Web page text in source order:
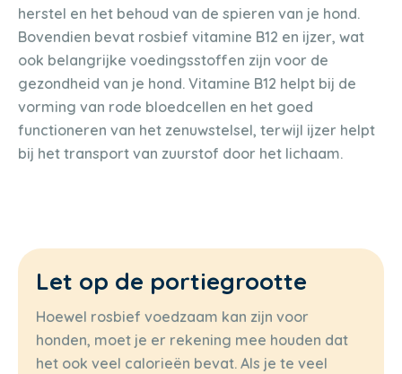
herstel en het behoud van de spieren van je hond.
Bovendien bevat rosbief vitamine B12 en ijzer, wat
ook belangrijke voedingsstoffen zijn voor de
gezondheid van je hond. Vitamine B12 helpt bij de
vorming van rode bloedcellen en het goed
functioneren van het zenuwstelsel, terwijl ijzer helpt
bij het transport van zuurstof door het lichaam.
Let op de portiegrootte
Hoewel rosbief voedzaam kan zijn voor
honden, moet je er rekening mee houden dat
het ook veel calorieën bevat. Als je te veel